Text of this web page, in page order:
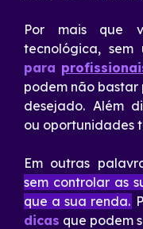
Por mais que
tecnológica, sem
para
podem não
desejado. Além
ou oportunidades
Em outras
sem controlar as
que a sua renda.
dicas que podem